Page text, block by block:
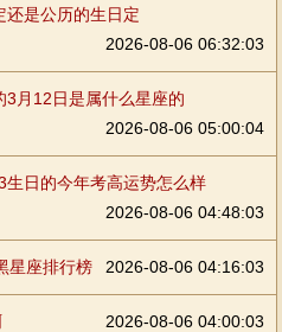
还是公历的生日定
2026-08-06 06:32:03
月12日是属什么星座的
2026-08-06 05:00:04
日的今年考高运势怎么样
2026-08-06 04:48:03
星座排行榜 2026-08-06 04:16:03
2026-08-06 04:00:03